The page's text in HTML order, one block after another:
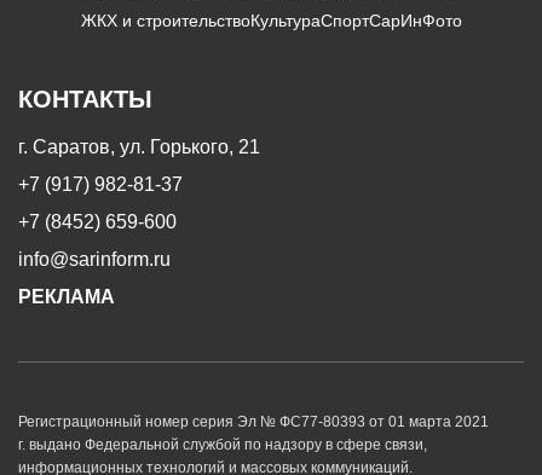
ЖКХ и строительствоКультураСпортСарИнФото
КОНТАКТЫ
г. Саратов, ул. Горького, 21
+7 (917) 982-81-37
+7 (8452) 659-600
info@sarinform.ru
РЕКЛАМА
Регистрационный номер серия Эл № ФС77-80393 от 01 марта 2021
г. выдано Федеральной службой по надзору в сфере связи,
информационных технологий и массовых коммуникаций.